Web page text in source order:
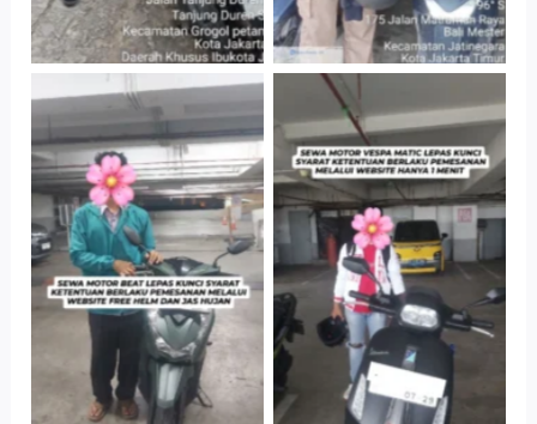
Cityplaza
Jatinegara Gedung
Parkir P6A
Cityplaza
Jatinegara Gedung
Parkir P6A